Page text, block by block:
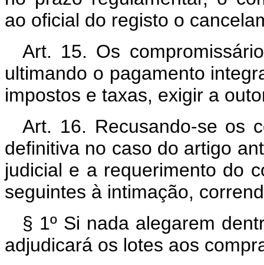
ao oficial do registo o
Art. 15. Os
ultimando o pagamento
impostos e taxas, exigir a
Art. 16. Recusando-se os
definitiva no caso do artigo
judicial e a requerimento do
seguintes à intimação,
§ 1º Si nada alegarem
adjudicará os lotes aos